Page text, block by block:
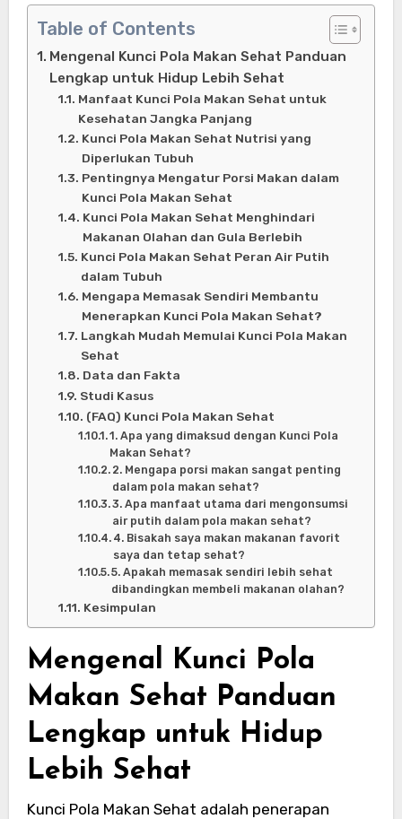
Table of Contents
Mengenal Kunci Pola Makan Sehat Panduan
Lengkap untuk Hidup Lebih Sehat
Manfaat Kunci Pola Makan Sehat untuk
Kesehatan Jangka Panjang
Kunci Pola Makan Sehat Nutrisi yang
Diperlukan Tubuh
Pentingnya Mengatur Porsi Makan dalam
Kunci Pola Makan Sehat
Kunci Pola Makan Sehat Menghindari
Makanan Olahan dan Gula Berlebih
Kunci Pola Makan Sehat Peran Air Putih
dalam Tubuh
Mengapa Memasak Sendiri Membantu
Menerapkan Kunci Pola Makan Sehat?
Langkah Mudah Memulai Kunci Pola Makan
Sehat
Data dan Fakta
Studi Kasus
(FAQ) Kunci Pola Makan Sehat
1. Apa yang dimaksud dengan Kunci Pola
Makan Sehat?
2. Mengapa porsi makan sangat penting
dalam pola makan sehat?
3. Apa manfaat utama dari mengonsumsi
air putih dalam pola makan sehat?
4. Bisakah saya makan makanan favorit
saya dan tetap sehat?
5. Apakah memasak sendiri lebih sehat
dibandingkan membeli makanan olahan?
Kesimpulan
Mengenal Kunci Pola
Makan Sehat Panduan
Lengkap untuk Hidup
Lebih Sehat
Kunci Pola Makan Sehat adalah penerapan